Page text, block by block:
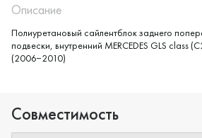
Описание
Полиуретановый сайлентблок заднего
подвески, внутренний MERCEDES GLS class
(2006−2010)
Совместимость